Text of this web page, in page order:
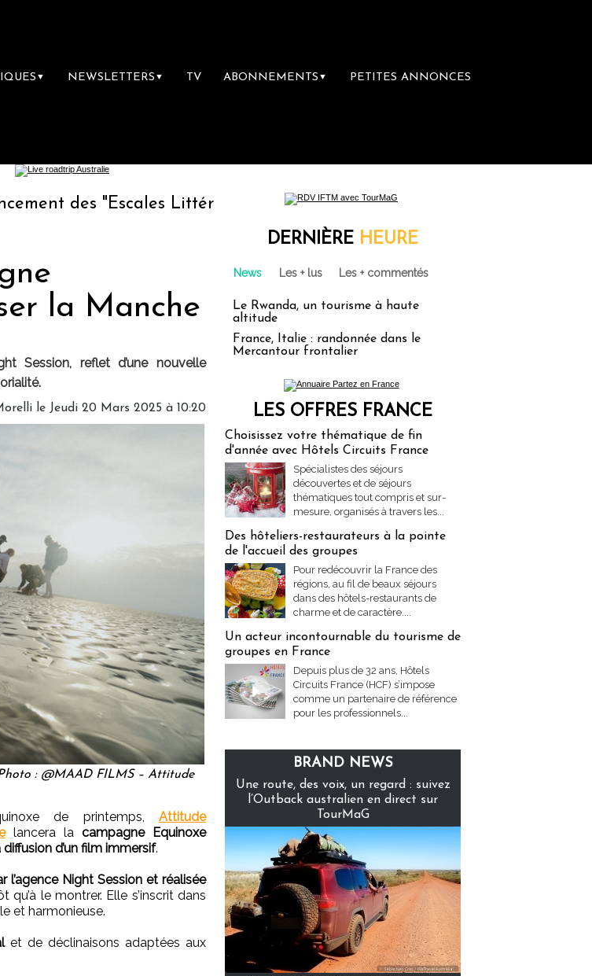
▼ NEWSLETTERS ▼ TV ABONNEMENTS ▼ PETITES ANNONCES
"Escales Littéraires", la première librairie du voyage
la Manche
Session, reflet d’une nouvelle
le Jeudi 20 Mars 2025 à 10:20
: @MAAD FILMS – Attitude
de printemps, Attitude
lancera la campagne Equinoxe
d’un film immersif.
l’agence Night Session et réalisée
le montrer. Elle s’inscrit dans
et harmonieuse.
et de déclinaisons adaptées aux
DERNIÈRE HEURE
News Les + lus Les + commentés
Le Rwanda, un tourisme à haute
altitude
France, Italie : randonnée dans le
Mercantour frontalier
LES OFFRES FRANCE
Choisissez votre thématique de fin
d'année avec Hôtels Circuits France
Spécialistes des séjours
découvertes et de séjours
thématiques tout compris et sur-
mesure, organisés à travers les...
Des hôteliers-restaurateurs à la pointe
de l'accueil des groupes
Pour redécouvrir la France des
régions, au fil de beaux séjours
dans des hôtels-restaurants de
charme et de caractère....
Un acteur incontournable du tourisme de
groupes en France
Depuis plus de 32 ans, Hôtels
Circuits France (HCF) s’impose
comme un partenaire de référence
pour les professionnels...
BRAND NEWS
Une route, des voix, un regard : suivez
l’Outback australien en direct sur
TourMaG